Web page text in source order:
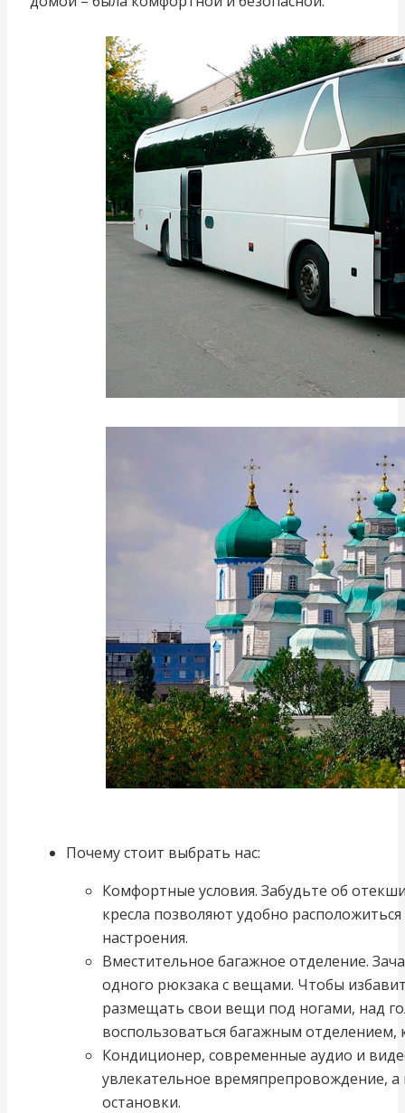
Почему стоит выбрать нас:
Комфортные условия. Забудьте об
кресла позволяют удобно
настроения.
Вместительное багажное отделение.
одного рюкзака с вещами. Чтобы
размещать свои вещи под ногами, над
воспользоваться багажным отделением,
Кондиционер, современные аудио и
увлекательное времяпрепровождение,
остановки.